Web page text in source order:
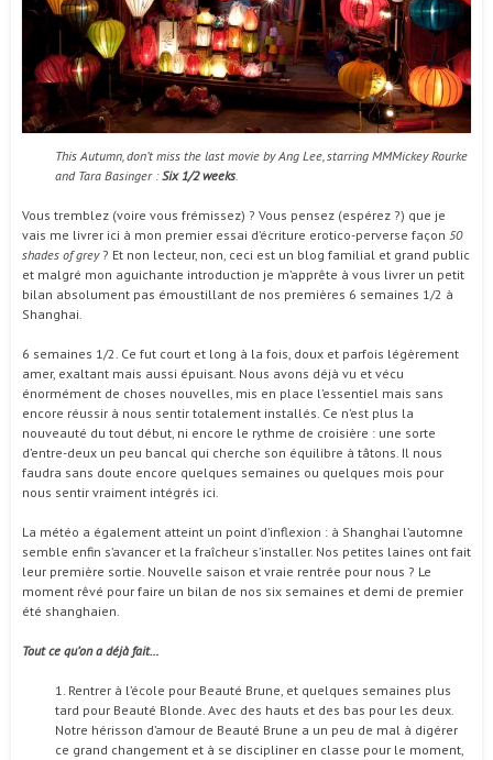
This Autumn, don’t miss the last movie by Ang Lee, starring MMMickey Rourke
and Tara Basinger :Six 1/2 weeks.
Vous tremblez (voire vous frémissez) ? Vous pensez (espérez ?) que je
vais me livrer ici à mon premier essai d’écriture erotico-perverse façon 50
shades of grey? Et non lecteur, non, ceci est un blog familial et grand public
et malgré mon aguichante introduction je m’apprête à vous livrer un petit
bilan absolument pas émoustillant de nos premières 6 semaines 1/2 à
Shanghai.
6 semaines 1/2. Ce fut court et long à la fois, doux et parfois légèrement
amer, exaltant mais aussi épuisant. Nous avons déjà vu et vécu
énormément de choses nouvelles, mis en place l’essentiel mais sans
encore réussir à nous sentir totalement installés. Ce n’est plus la
nouveauté du tout début, ni encore le rythme de croisière : une sorte
d’entre-deux un peu bancal qui cherche son équilibre à tâtons. Il nous
faudra sans doute encore quelques semaines ou quelques mois pour
nous sentir vraiment intégrés ici.
La météo a également atteint un point d’inflexion : à Shanghai l’automne
semble enfin s’avancer et la fraîcheur s’installer. Nos petites laines ont fait
leur première sortie. Nouvelle saison et vraie rentrée pour nous ? Le
moment rêvé pour faire un bilan de nos six semaines et demi de premier
été shanghaien.
Tout ce qu’on a déjà fait…
1. Rentrer à l’école pour Beauté Brune, et quelques semaines plus
tard pour Beauté Blonde. Avec des hauts et des bas pour les deux.
Notre hérisson d’amour de Beauté Brune a un peu de mal à digérer
ce grand changement et à se discipliner en classe pour le moment,